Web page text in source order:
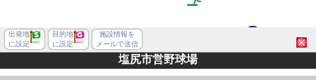
出発地
に設定
目的地
に設定
施設情報を
メールで送信
塩尻市営野球場